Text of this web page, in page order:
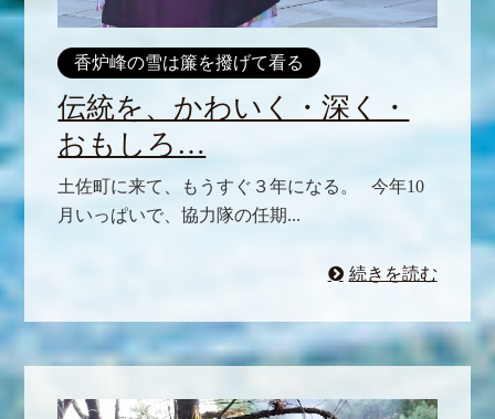
香炉峰の雪は簾を撥げて看る
伝統を、かわいく・深く・
おもしろ…
土佐町に来て、もうすぐ３年になる。 今年10
月いっぱいで、協力隊の任期...
続きを読む